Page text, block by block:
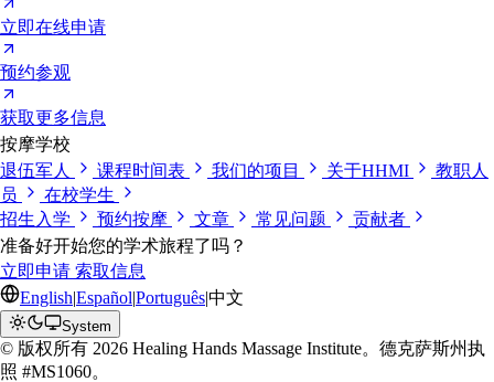
立即在线申请
预约参观
获取更多信息
按摩学校
退伍军人
课程时间表 我们的项目 关于HHMI
教职人
员
在校学生
招生入学
预约按摩 文章 常见问题
贡献者
准备好开始您的学术旅程了吗？
立即申请 索取信息
English|Español|Português|中文
System
© 版权所有 2026 Healing Hands Massage Institute。德克萨斯州执
照 #MS1060。